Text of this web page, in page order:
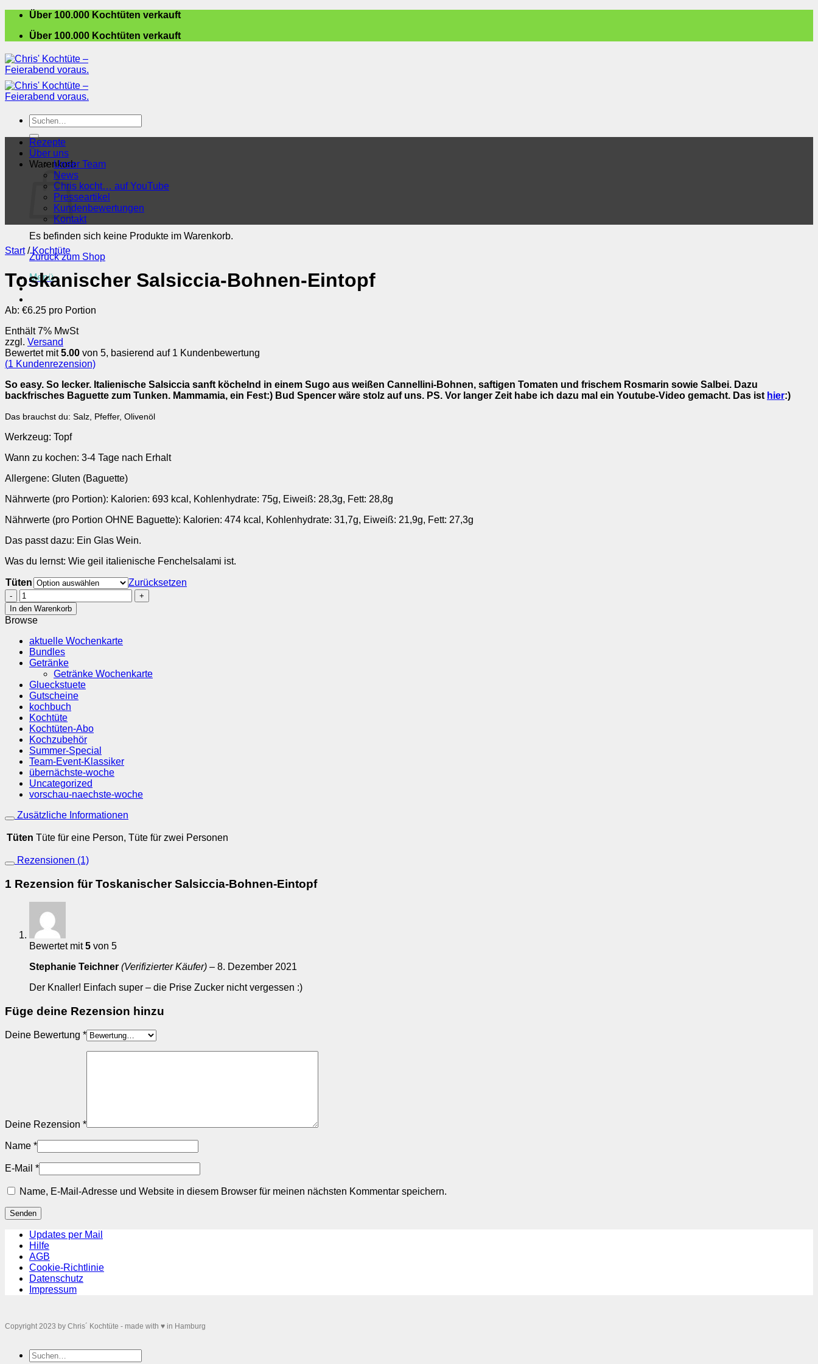
Zum
springen
Über 100.000 Kochtüten verkauft
Über 100.000 Kochtüten verkauft
Suchen
nach:
Warenkorb
Es befinden sich keine Produkte im Warenkorb.
Zurück zum Shop
Menü
Rezepte
Über uns
Unser Team
News
Chris kocht… auf YouTube
Presseartikel
Kundenbewertungen
Kontakt
Start / Kochtüte
Toskanischer Salsiccia-Bohnen-Eintopf
Ab: €6.25 pro Portion
Enthält 7% MwSt
zzgl. Versand
Bewertet mit5.00 von 5, basierend auf 1 Kundenbewertung
(1 Kundenrezension)
So easy. So lecker. Italienische Salsiccia sanft köchelnd in einem Sugo aus weißen Cannellini-Bohnen, saftigen Tomaten und frischem Rosmarin sowie Salbei. Dazu
backfrisches Baguette zum Tunken. Mammamia, ein Fest:) Bud Spencer wäre stolz auf uns. PS. Vor langer Zeit habe ich dazu mal ein Youtube-Video gemacht. Das ist hier:)
Das brauchst du: Salz, Pfeffer, Olivenöl
Werkzeug: Topf
Wann zu kochen: 3-4 Tage nach Erhalt
Allergene: Gluten (Baguette)
Nährwerte (pro Portion): Kalorien: 693 kcal, Kohlenhydrate: 75g, Eiweiß: 28,3g, Fett: 28,8g
Nährwerte (pro Portion OHNE Baguette): Kalorien: 474 kcal, Kohlenhydrate: 31,7g, Eiweiß: 21,9g, Fett: 27,3g
Das passt dazu: Ein Glas Wein.
Was du lernst: Wie geil italienische Fenchelsalami ist.
Tüten
Zurücksetzen
Toskanischer
Salsiccia-
Bohnen-
Eintopf
Menge
In den Warenkorb
Browse
aktuelle Wochenkarte
Bundles
Getränke
Getränke Wochenkarte
Glueckstuete
Gutscheine
kochbuch
Kochtüte
Kochtüten-Abo
Kochzubehör
Summer-Special
Team-Event-Klassiker
übernächste-woche
Uncategorized
vorschau-naechste-woche
Zusätzliche Informationen
Tüten Tüte für eine Person, Tüte für zwei Personen
Rezensionen (1)
1 Rezension fürToskanischer Salsiccia-Bohnen-Eintopf
Bewertet mit5 von 5
Stephanie Teichner (Verifizierter Käufer) – 8. Dezember 2021
Der Knaller! Einfach super – die Prise Zucker nicht vergessen :)
Füge deine Rezension hinzu
Deine Bewertung *
Deine Rezension *
Name *
E-Mail *
Name, E-Mail-Adresse und Website in diesem Browser für meinen nächsten Kommentar speichern.
Updates per Mail
Hilfe
AGB
Cookie-Richtlinie
Datenschutz
Impressum
Copyright 2023 by Chris´ Kochtüte - made with ♥ in Hamburg
Suchen